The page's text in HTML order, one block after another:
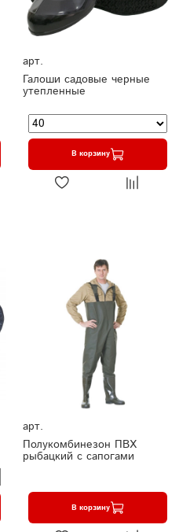
арт.
Галоши садовые черные
утепленные
В корзину
арт.
Полукомбинезон ПВХ
рыбацкий с сапогами
В корзину